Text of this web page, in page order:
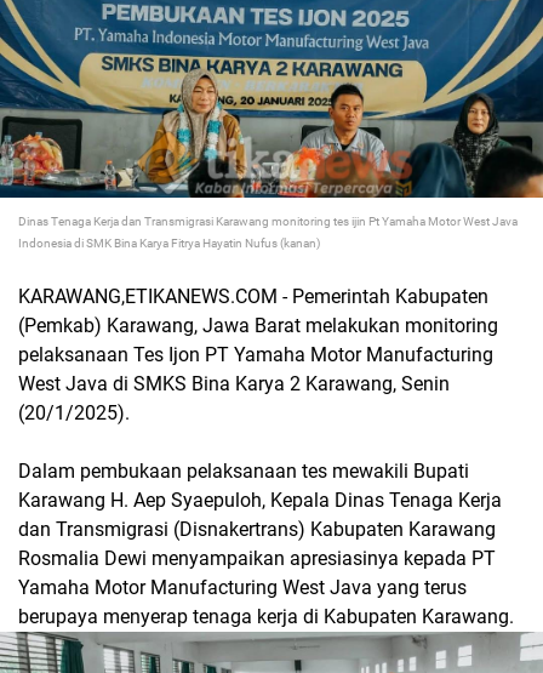
Dinas Tenaga Kerja dan Transmigrasi Karawang monitoring tes ijin Pt Yamaha Motor West Java
Indonesia di SMK Bina Karya Fitrya Hayatin Nufus (kanan)
KARAWANG,ETIKANEWS.COM - Pemerintah Kabupaten
(Pemkab) Karawang, Jawa Barat melakukan monitoring
pelaksanaan Tes Ijon PT Yamaha Motor Manufacturing
West Java di SMKS Bina Karya 2 Karawang, Senin
(20/1/2025).
Dalam pembukaan pelaksanaan tes mewakili Bupati
Karawang H. Aep Syaepuloh, Kepala Dinas Tenaga Kerja
dan Transmigrasi (Disnakertrans) Kabupaten Karawang
Rosmalia Dewi menyampaikan apresiasinya kepada PT
Yamaha Motor Manufacturing West Java yang terus
berupaya menyerap tenaga kerja di Kabupaten Karawang.